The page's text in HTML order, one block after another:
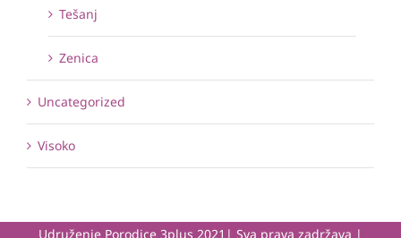
Tešanj
Zenica
Uncategorized
Visoko
Udruženje Porodice 3plus 2021| Sva prava zadržava |